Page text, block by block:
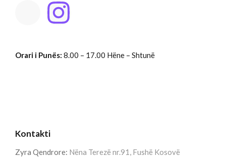
Orari i Punës: 8.00 – 17.00 Hëne – Shtunë
Kontakti
Zyra Qendrore: Nëna Terezë nr.91, Fushë Kosovë